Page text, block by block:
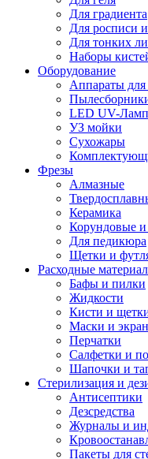
Для градиента
Для росписи
Для тонких
Наборы
Оборудование
Аппараты
LED UV-
УЗ мойки
Сухожары
Фрезы
Алмазные
Керамика
Корундовые
Для педикюра
Щетки и
Расходные
Бафы и пилки
Жидкости
Кисти и
Маски и
Перчатки
Салфетки и
Шапочки и
Стерилизация и
Антисептики
Дезсредства
Журналы и
Пакеты для